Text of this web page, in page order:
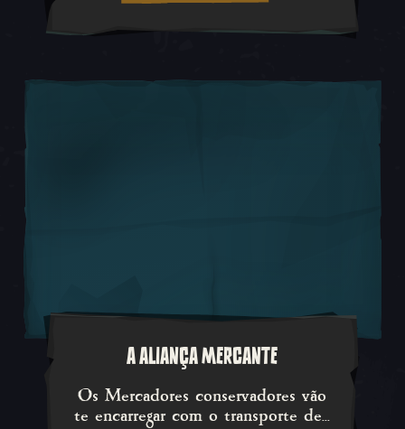
A ALIANÇA MERCANTE
Os Mercadores conservadores vão
te encarregar com o transporte de...
Os Mercadores conservadores